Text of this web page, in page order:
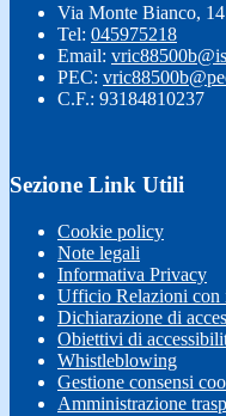
Via Monte Bianco,
Tel: 045975218
Email:
PEC:
C.F.: 93184810237
Sezione Link Utili
Cookie policy
Note legali
Informativa Privacy
Ufficio Relazioni con
Dichiarazione di
Obiettivi di
Whistleblowing
Gestione consensi
Amministrazione